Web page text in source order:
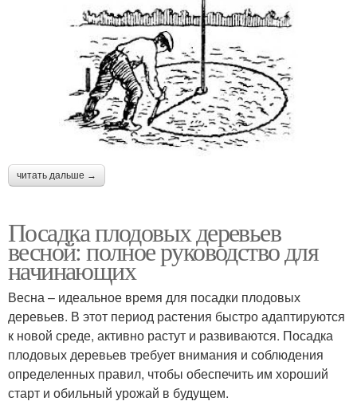
читать дальше →
Посадка плодовых деревьев
весной: полное руководство для
начинающих
Весна – идеальное время для посадки плодовых
деревьев. В этот период растения быстро адаптируются
к новой среде, активно растут и развиваются. Посадка
плодовых деревьев требует внимания и соблюдения
определенных правил, чтобы обеспечить им хороший
старт и обильный урожай в будущем.